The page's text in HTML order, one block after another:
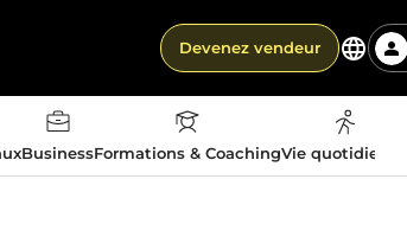
Devenez vendeur
BusinessFormations & CoachingVie